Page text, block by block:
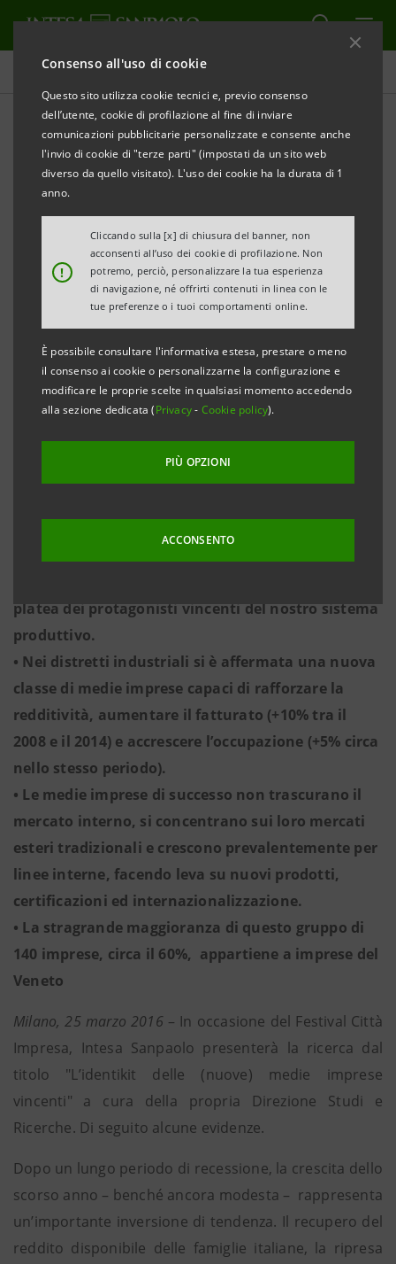
Consenso all'uso di cookie
Questo sito utilizza cookie tecnici e, previo consenso
dell’utente, cookie di profilazione al fine di inviare
comunicazioni pubblicitarie personalizzate e consente anche
l'invio di cookie di "terze parti" (impostati da un sito web
diverso da quello visitato). L'uso dei cookie ha la durata di 1
anno.
!
Cliccando sulla [x] di chiusura del banner, non
acconsenti all’uso dei cookie di profilazione. Non
potremo, perciò, personalizzare la tua esperienza
di navigazione, né offrirti contenuti in linea con le
tue preferenze o i tuoi comportamenti online.
È possibile consultare l'informativa estesa, prestare o meno
il consenso ai cookie o personalizzarne la configurazione e
modificare le proprie scelte in qualsiasi momento accedendo
alla sezione dedicata (Privacy- Cookie policy).
PIÙ OPZIONI
ACCONSENTO
Comunicati stampa
STAMPA AGGIORNA
COMUNICATO STAMPA
LE MEDIE IMPRESE VINCENTI: L’IDENTIKIT DI 140
NUOVE LOCOMOTIVE DEL MADE IN ITALY
Sintesi della ricerca a cura della Direzione Studi e
Ricerche Intesa Sanpaolo che verrà presentata in
apertura del
Festival CittàImpresa 1 – 3 aprile 2016
• Le prospettive per il biennio 2016-17 indicano una
crescita media annua del PIL italiano superiore
platea dei protagonisti vincenti del nostro sistema
produttivo.
• Nei distretti industriali si è affermata una nuova
classe di medie imprese capaci di rafforzare la
redditività, aumentare il fatturato (+10% tra il
2008 e il 2014) e accrescere l’occupazione (+5% circa
nello stesso periodo).
• Le medie imprese di successo non trascurano il
mercato interno, si concentrano sui loro mercati
esteri tradizionali e crescono prevalentemente per
linee interne, facendo leva su nuovi prodotti,
certificazioni ed internazionalizzazione.
• La stragrande maggioranza di questo gruppo di
140 imprese, circa il 60%, appartiene a imprese del
Veneto
Milano, 25 marzo 2016– In occasione del Festival Città
Impresa, Intesa Sanpaolo presenterà la ricerca dal
titolo "L’identikit delle (nuove) medie imprese
vincenti" a cura della propria Direzione Studi e
Ricerche. Di seguito alcune evidenze.
Dopo un lungo periodo di recessione, la crescita dello
scorso anno – benché ancora modesta – rappresenta
un’importante inversione di tendenza. Il recupero del
reddito disponibile delle famiglie italiane, la ripresa